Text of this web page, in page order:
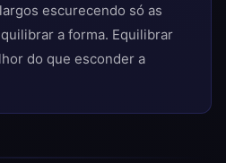
escurecendo só as
a forma. Equilibrar
do que esconder a